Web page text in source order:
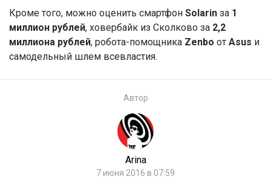
Кроме того, можно оценить смартфон Solarin за 1
миллион рублей, ховербайк из Сколково за 2,2
миллиона рублей, робота-помощника Zenbo от Asus и
самодельный шлем всевластия.
Автор
Arina
7 июня 2016 в 07:59